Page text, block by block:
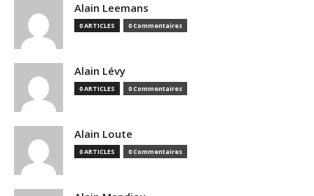
Alain Leemans
0 ARTICLES 0 Commentaires
Alain Lévy
0 ARTICLES 0 Commentaires
Alain Loute
0 ARTICLES 0 Commentaires